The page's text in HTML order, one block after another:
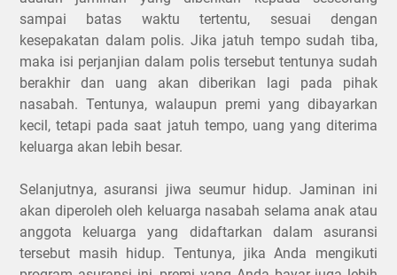
sampai batas waktu tertentu, sesuai dengan
kesepakatan dalam polis. Jika jatuh tempo sudah tiba,
maka isi perjanjian dalam polis tersebut tentunya sudah
berakhir dan uang akan diberikan lagi pada pihak
nasabah. Tentunya, walaupun premi yang dibayarkan
kecil, tetapi pada saat jatuh tempo, uang yang diterima
keluarga akan lebih besar.
Selanjutnya, asuransi jiwa seumur hidup. Jaminan ini
akan diperoleh oleh keluarga nasabah selama anak atau
anggota keluarga yang didaftarkan dalam asuransi
tersebut masih hidup. Tentunya, jika Anda mengikuti